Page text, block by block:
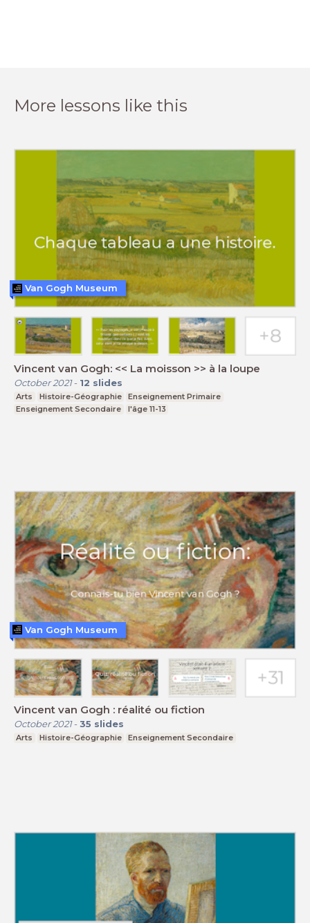
More lessons like this
Vincent van Gogh: << La moisson >> à la loupe
October 2021- 12 slides
Arts Histoire-Géographie
Enseignement Primaire
Enseignement Secondaire
l'âge 11-13
Van Gogh Museum
Vincent van Gogh : réalité ou fiction
October 2021- 35 slides
Arts Histoire-Géographie Enseignement Secondaire
Van Gogh Museum